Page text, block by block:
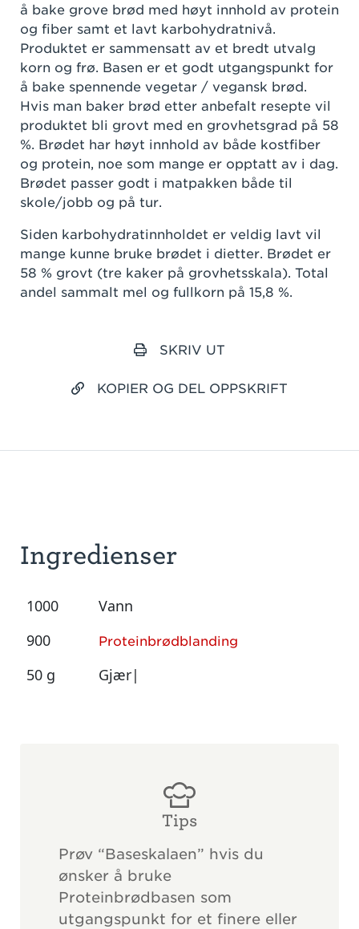
å bake grove brød med høyt innhold av protein
og fiber samt et lavt karbohydratnivå.
Produktet er sammensatt av et bredt utvalg
korn og frø. Basen er et godt utgangspunkt for
å bake spennende vegetar / vegansk brød.
Hvis man baker brød etter anbefalt resepte vil
produktet bli grovt med en grovhetsgrad på 58
%. Brødet har høyt innhold av både kostfiber
og protein, noe som mange er opptatt av i dag.
Brødet passer godt i matpakken både til
skole/jobb og på tur.
Siden karbohydratinnholdet er veldig lavt vil
mange kunne bruke brødet i dietter. Brødet er
58 % grovt (tre kaker på grovhetsskala). Total
andel sammalt mel og fullkorn på 15,8 %.
SKRIV UT
KOPIER OG DEL OPPSKRIFT
Ingredienser
1000
Vann
900
Proteinbrødblanding
50 g Gjær|
Tips
Prøv “Baseskalaen” hvis du
ønsker å bruke
Proteinbrødbasen som
utgangspunkt for et finere eller